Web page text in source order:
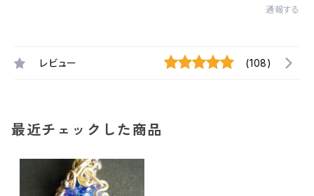
通報する
レビュー (108)
最近チェックした商品